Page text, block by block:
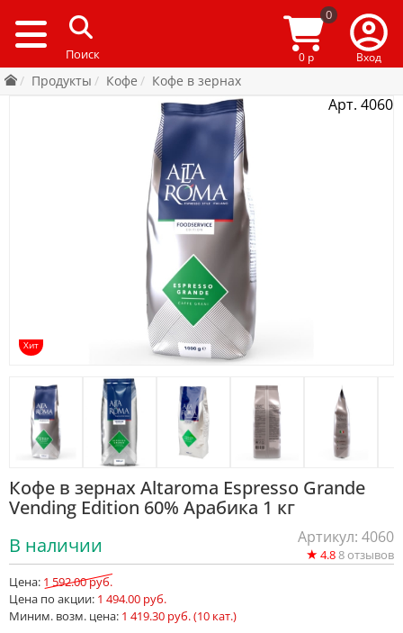
0
0 р Вход
Продукты Кофе Кофе в зернах
Арт. 4060
Хит
Кофе в зернах Altaroma Espresso Grande
Vending Edition 60% Арабика 1 кг
В наличии
Артикул: 4060
★ 4.88отзывов
Цена: 1 592.00 руб.
Цена по акции: 1 494.00 руб.
Миним. возм. цена: 1 419.30 руб. (10 кат.)